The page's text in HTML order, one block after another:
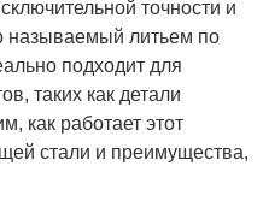
точности и
называемый литьем по
подходит для
таких как детали
как работает этот
стали и преимущества,